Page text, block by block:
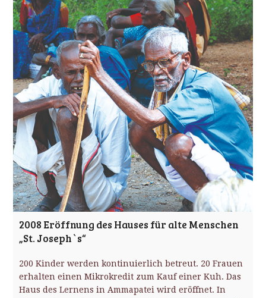
2008 Eröffnung des Hauses für alte Menschen
„St. Joseph`s“
200 Kinder werden kontinuierlich betreut. 20 Frauen
erhalten einen Mikrokredit zum Kauf einer Kuh. Das
Haus des Lernens in Ammapatei wird eröffnet. In